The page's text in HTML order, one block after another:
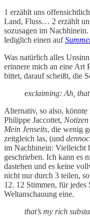
1 erzählt uns
Land, Fluss… 2 erzählt
sozusagen im
lediglich einen auf
Was natürlich alles
erinnere mich an eine Art
bittet, darauf scheißt, die
exclaiming: Ah,
Alternativ, so also,
Philippe Jaccottet,
Mein Jenseits, die wenig
zeitgleich las, (und
im Nachhinein: Vielleicht
geschrieben. Ich kann es
dastehen und es keine
nicht nur durch 3 teilen,
12. 12 Stimmen, für jedes
Weltanschauung eine.
that’s my rich